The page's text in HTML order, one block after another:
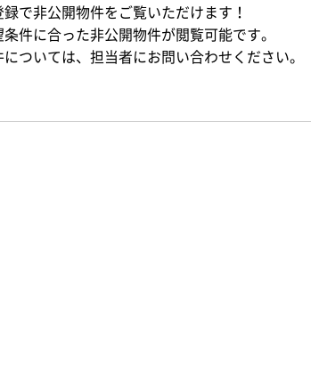
で非公開物件をご覧いただけます！
件に合った非公開物件が閲覧可能です。
ついては、担当者にお問い合わせください。